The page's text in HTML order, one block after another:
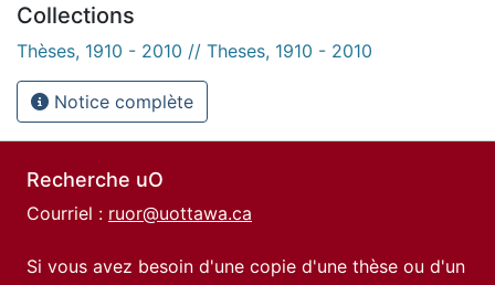
Collections
Thèses, 1910 - 2010 // Theses, 1910 - 2010
Notice complète
Recherche uO
Courriel : ruor@uottawa.ca
Si vous avez besoin d'une copie d'une thèse ou d'un